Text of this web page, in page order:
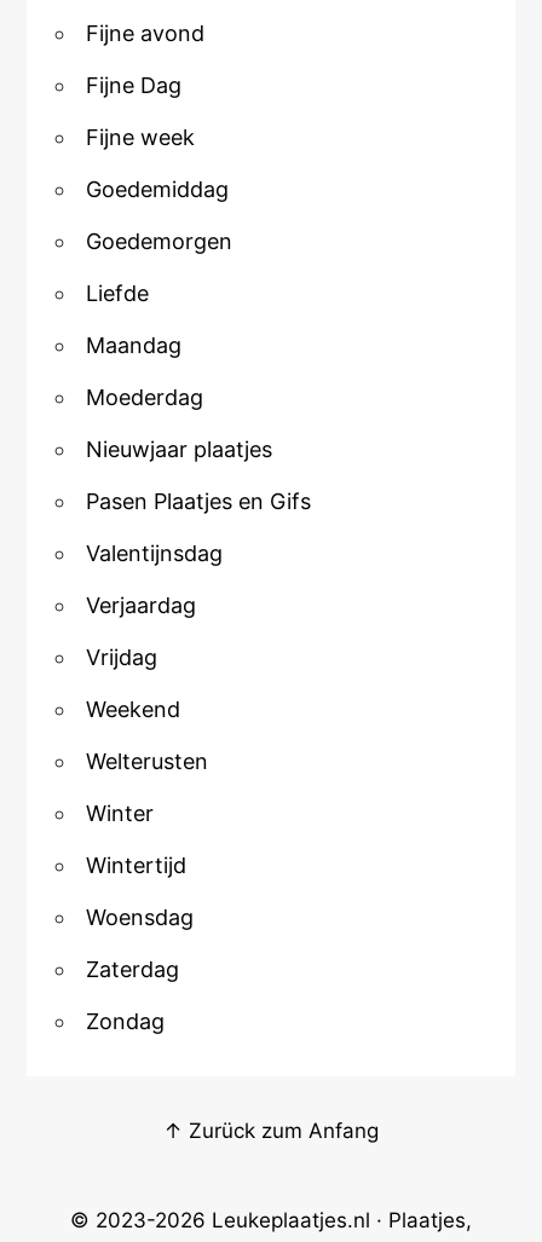
Fijne avond
Fijne Dag
Fijne week
Goedemiddag
Goedemorgen
Liefde
Maandag
Moederdag
Nieuwjaar plaatjes
Pasen Plaatjes en Gifs
Valentijnsdag
Verjaardag
Vrijdag
Weekend
Welterusten
Winter
Wintertijd
Woensdag
Zaterdag
Zondag
↑ Zurück zum Anfang
© 2023-2026 Leukeplaatjes.nl · Plaatjes,